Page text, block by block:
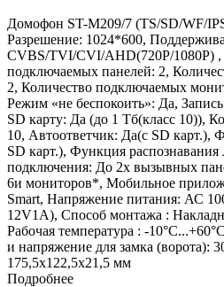
Домофон ST-M209/7 (TS/SD/WF/
Разрешение: 1024*600,
CVBS/TVI/CVI/AHD(720Р/1080P) ,
подключаемых панелей: 2,
2, Количество подключаемых
Режим «не беспокоить»: Да,
SD карту: Да (до 1 Тб(класс 10)),
10, Автоответчик: Да(с SD карт.),
SD карт.), Функция
подключения: До 2х вызывных
6и мониторов*, Мобильное
Smart, Напряжение питания: АС
12V1A), Способ монтажа :
Рабочая температура : -
и напряжение для замка (ворота):
175,5х122,5х21,5 мм
Подробнее